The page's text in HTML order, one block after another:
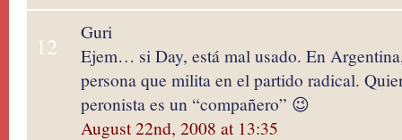
12
Guri
Ejem… si Day, está mal usado. En
persona que milita en el partido radical.
peronista es un “compañero” 😉
August 22nd, 2008 at 13:35